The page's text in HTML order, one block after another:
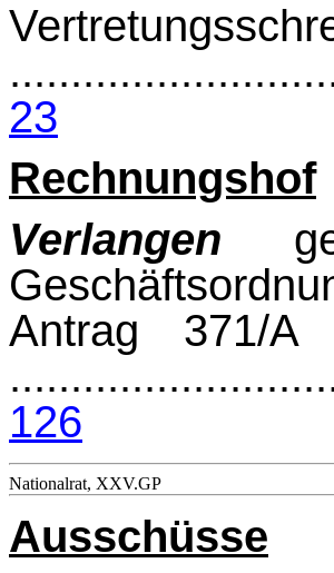
23
Rechnungshof
Verlangen
Antrag 371/A
126
Nationalrat, XXV.GP
Ausschüsse